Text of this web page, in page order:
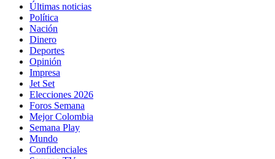
Últimas noticias
Política
Nación
Dinero
Deportes
Opinión
Impresa
Jet Set
Elecciones 2026
Foros Semana
Mejor Colombia
Semana Play
Mundo
Confidenciales